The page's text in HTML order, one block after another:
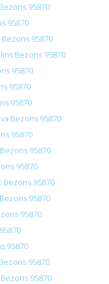
95870
95870
95870
Bezons 95870
95870
95870
95870
Bezons 95870
95870
95870
95870
95870
95870
95870
95870
95870
95870